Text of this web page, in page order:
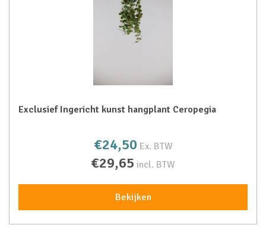
Exclusief Ingericht kunst hangplant Ceropegia
€24,50 Ex. BTW
€29,65 incl. BTW
Bekijken